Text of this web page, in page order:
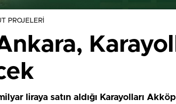
PROJELERİ
liraya satın aldığı Karayolları